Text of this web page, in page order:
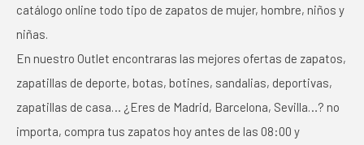
catálogo online todo tipo de zapatos de mujer, hombre, niños y
niñas.
En nuestro Outlet encontraras las mejores ofertas de zapatos,
zapatillas de deporte, botas, botines, sandalias, deportivas,
zapatillas de casa… ¿Eres de Madrid, Barcelona, Sevilla…? no
importa, compra tus zapatos hoy antes de las 08:00 y